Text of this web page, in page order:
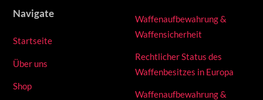
Navigate
Startseite
Über uns
Shop
Waffenaufbewahrung &
Waffensicherheit
Rechtlicher Status des
Waffenbesitzes in Europa
Waffenaufbewahrung &